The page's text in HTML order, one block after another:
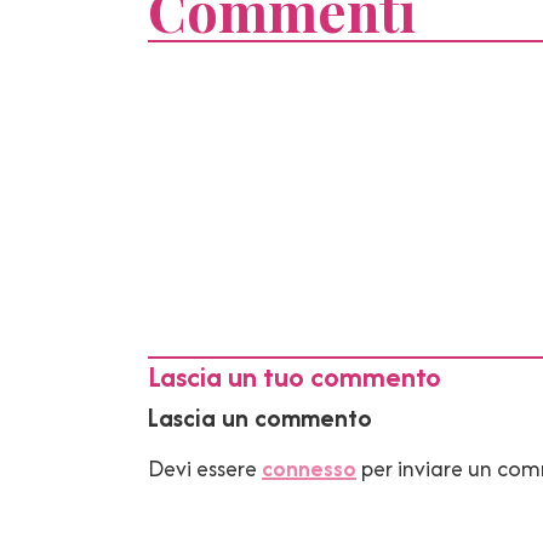
Lascia un tuo commento
Lascia un commento
Devi essere connesso per inviare un